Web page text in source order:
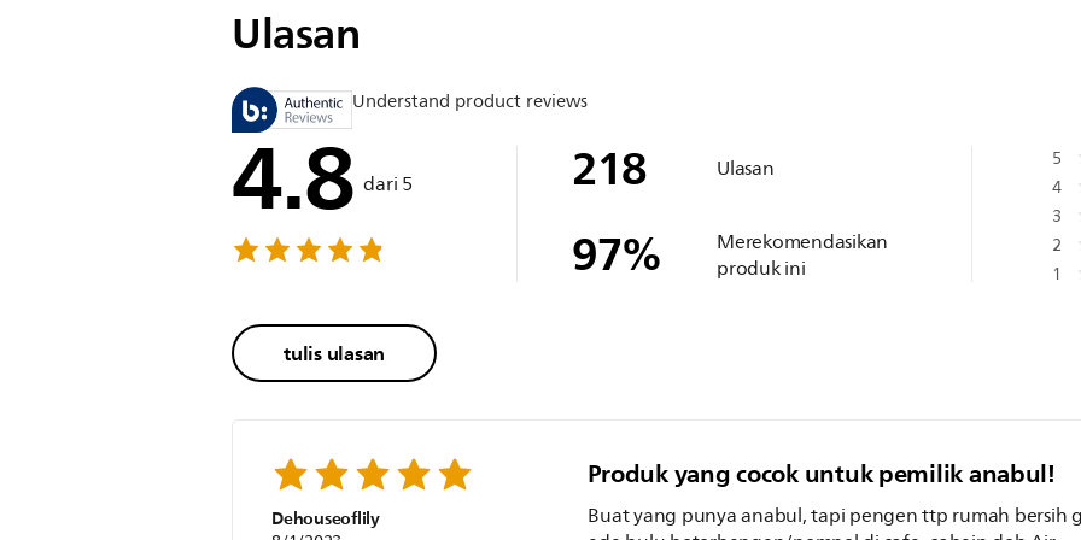
Ulasan
Understand product reviews
4.8 dari 5
tulis ulasan
218 Ulasan
97%
Merekomendasikan
produk ini
5
4
3
2
1
Dehouseoflily
Produk yang cocok untuk pemilik anabul!
Buat yang punya anabul, tapi pengen ttp rumah bersih